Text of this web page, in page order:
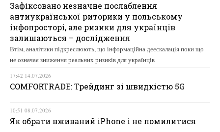
Зафіксовано незначне послаблення
антиукраїнської риторики у польському
інфопросторі, але ризики для українців
залишаються – дослідження
Втім, аналітики підкреслюють, що інформаційна деескалація поки що
не означає зниження реальних ризиків для українців
17:42 14.07.2026
COMFORTRADE: Трейдинг зі швидкістю 5G
10:51 08.07.2026
Як обрати вживаний iPhone і не помилитися